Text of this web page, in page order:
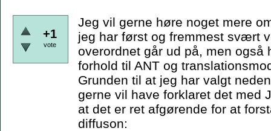
+1
vote
Jeg vil gerne høre noget mere
jeg har først og fremmest svært
overordnet går ud på, men også
forhold til ANT og
Grunden til at jeg har valgt
gerne vil have forklaret det med
at det er ret afgørende for at
diffuson: